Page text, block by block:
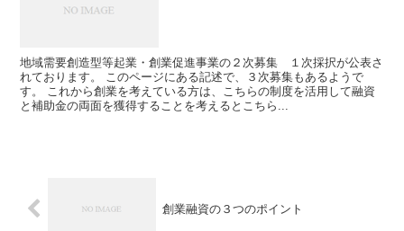
地域需要創造型等起業・創業促進事業の２次募集 １次採択が公表さ
れております。 このページにある記述で、３次募集もあるようで
す。 これから創業を考えている方は、こちらの制度を活用して融資
と補助金の両面を獲得することを考えるとこちら...
創業融資の３つのポイント